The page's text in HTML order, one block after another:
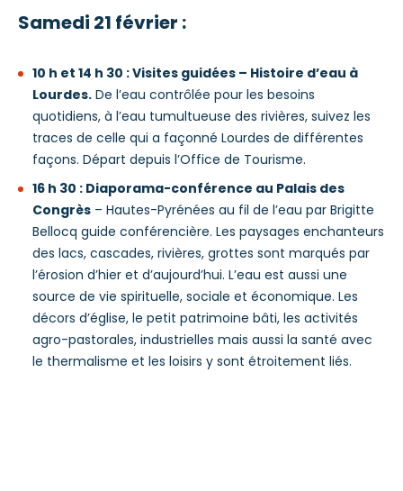
Samedi 21 février :
10 h et 14 h 30 : Visites guidées – Histoire d’eau à
Lourdes. De l’eau contrôlée pour les besoins
quotidiens, à l’eau tumultueuse des rivières, suivez les
traces de celle qui a façonné Lourdes de différentes
façons. Départ depuis l’Office de Tourisme.
16 h 30 : Diaporama-conférence au Palais des
Congrès – Hautes-Pyrénées au fil de l’eau par Brigitte
Bellocq guide conférencière. Les paysages enchanteurs
des lacs, cascades, rivières, grottes sont marqués par
l’érosion d’hier et d’aujourd’hui. L’eau est aussi une
source de vie spirituelle, sociale et économique. Les
décors d’église, le petit patrimoine bâti, les activités
agro-pastorales, industrielles mais aussi la santé avec
le thermalisme et les loisirs y sont étroitement liés.